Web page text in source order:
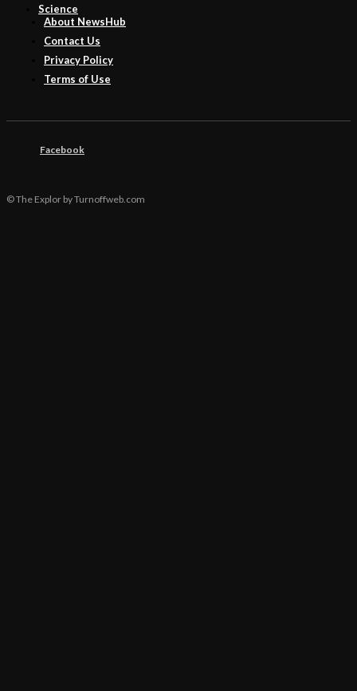
Science
About NewsHub
Contact Us
Privacy Policy
Terms of Use
Facebook
© The Explor by Turnoffweb.com